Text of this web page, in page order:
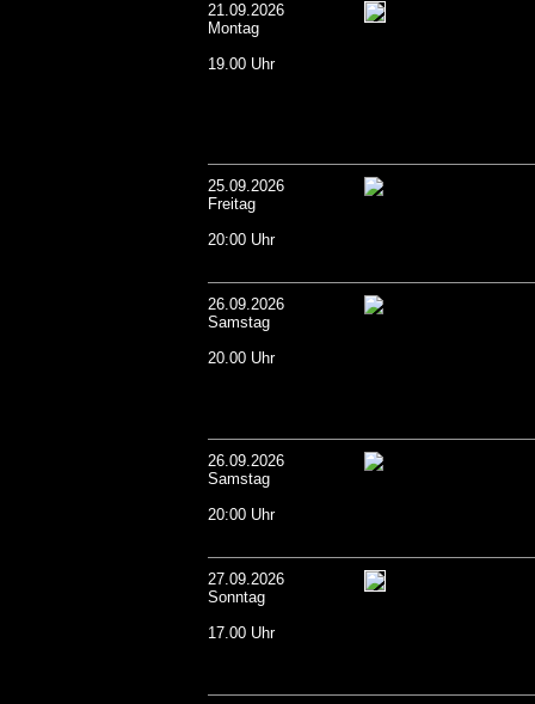
21.09.2026
Montag
19.00 Uhr
25.09.2026
Freitag
20:00 Uhr
26.09.2026
Samstag
20.00 Uhr
26.09.2026
Samstag
20:00 Uhr
27.09.2026
Sonntag
17.00 Uhr